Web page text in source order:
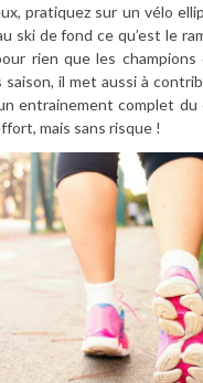
pratiquez sur un vélo
ski de fond ce qu’est le
rien que les
saison, il met aussi à
entrainement complet du
mais sans risque !